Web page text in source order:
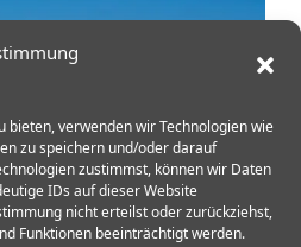
bieten, verwenden wir Technologien wie
zu speichern und/oder darauf
zustimmst, können wir Daten
IDs auf dieser Website
nicht erteilst oder zurückziehst,
Funktionen beeinträchtigt werden.